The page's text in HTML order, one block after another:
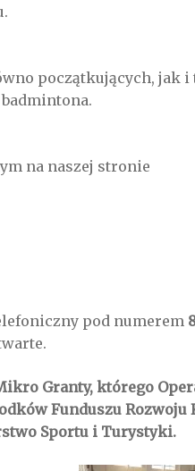
początkujących, jak i
na naszej stronie
pod numerem
Granty, którego
Funduszu Rozwoju
Sportu i Turystyki.